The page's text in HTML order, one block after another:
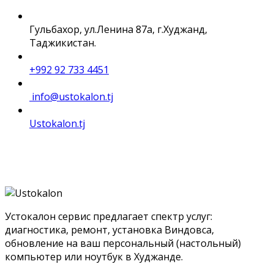
Гульбахор, ул.Ленина 87а, г.Худжанд,
Таджикистан.
+992 92 733 4451
info@ustokalon.tj
Ustokalon.tj
Устокалон сервис предлагает спектр услуг:
диагностика, ремонт, установка Виндовса,
обновление на ваш персональный (настольный)
компьютер или ноутбук в Худжанде.